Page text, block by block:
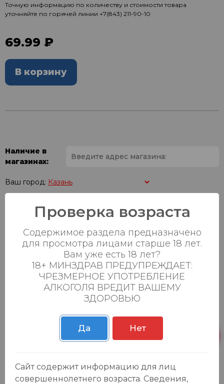
Точную информацию по количеству и стоимости товара
уточняйте по горячей линии +7(843) 211-90-10
69.99 ₽
В корзину
Наличие в
магазинах:
Ваш город:
Батыршина 20Б
Пн-Вс с 08:00 до
23:00
7 шт.
Магистральная 22д
Пн-Вс с 08:00 до
23:00
18 шт.
Осиновская 2В,
Пестрецы
Пн-Вс с 09:00 до
23:00
7 шт.
Пн-Вс с 09:00 до
23:00
Проверка возраста
Содержимое раздела предназначено
для просмотра лицами старше 18 лет.
Вам уже есть 18 лет?
18+ МИНЗДРАВ ПРЕДУПРЕЖДАЕТ:
ЧРЕЗМЕРНОЕ УПОТРЕБЛЕНИЕ
АЛКОГОЛЯ ВРЕДИТ ВАШЕМУ
ЗДОРОВЬЮ
Да Нет
Сайт содержит информацию для лиц
совершеннолетнего возраста. Сведения,